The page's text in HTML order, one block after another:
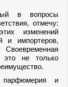
в вопросы
отмечу:
изменений
и импортеров,
не только
парфюмерия и